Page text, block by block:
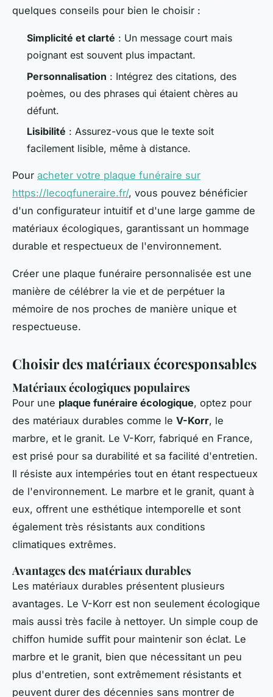
quelques conseils pour bien le choisir :
Simplicité et clarté : Un message court mais
poignant est souvent plus impactant.
Personnalisation : Intégrez des citations, des
poèmes, ou des phrases qui étaient chères au
défunt.
Lisibilité : Assurez-vous que le texte soit
facilement lisible, même à distance.
Pour acheter votre plaque funéraire sur
https://lecoqfuneraire.fr/, vous pouvez bénéficier
d'un configurateur intuitif et d'une large gamme de
matériaux écologiques, garantissant un hommage
durable et respectueux de l'environnement.
Créer une plaque funéraire personnalisée est une
manière de célébrer la vie et de perpétuer la
mémoire de nos proches de manière unique et
respectueuse.
Choisir des matériaux écoresponsables
Matériaux écologiques populaires
Pour une plaque funéraire écologique, optez pour
des matériaux durables comme le V-Korr, le
marbre, et le granit. Le V-Korr, fabriqué en France,
est prisé pour sa durabilité et sa facilité d'entretien.
Il résiste aux intempéries tout en étant respectueux
de l'environnement. Le marbre et le granit, quant à
eux, offrent une esthétique intemporelle et sont
également très résistants aux conditions
climatiques extrêmes.
Avantages des matériaux durables
Les matériaux durables présentent plusieurs
avantages. Le V-Korr est non seulement écologique
mais aussi très facile à nettoyer. Un simple coup de
chiffon humide suffit pour maintenir son éclat. Le
marbre et le granit, bien que nécessitant un peu
plus d'entretien, sont extrêmement résistants et
peuvent durer des décennies sans montrer de